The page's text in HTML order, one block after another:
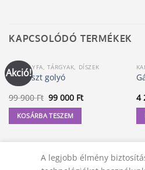
KAPCSOLÓDÓ TERMÉKEK
Akció!
KRISTÁLYFA, TÁRGYAK, DÍSZEK
Ametiszt golyó
99 900Ft Original
was:
99
900 Ft.
99 000 FtCurrent
KOSÁRBA TESZEM
4
A legjobb élmény